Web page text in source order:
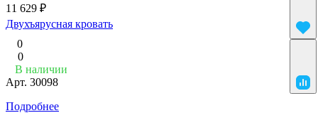
11 629 ₽
Двухъярусная кровать
0
0
В наличии
Арт. 30098
Подробнее